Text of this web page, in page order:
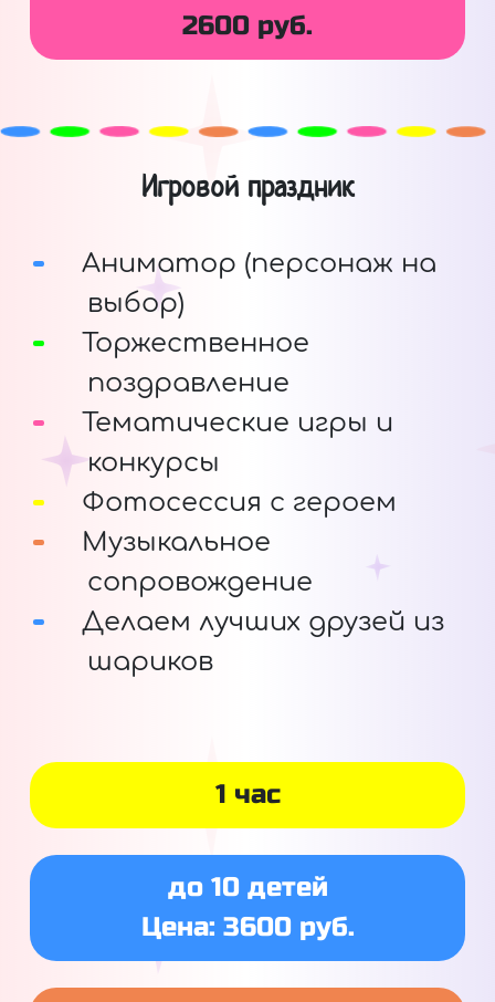
2600 руб.
Игровой праздник
Аниматор (персонаж на
выбор)
Торжественное
поздравление
Тематические игры и
конкурсы
Фотосессия с героем
Музыкальное
сопровождение
Делаем лучших друзей из
шариков
1 час
до 10 детей
Цена: 3600 руб.